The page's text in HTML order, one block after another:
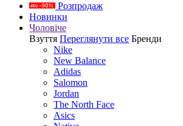
Розпродаж
Новинки
Чоловіче
Взуття Переглянути все Бренди
Nike
New Balance
Adidas
Salomon
Jordan
The North Face
Asics